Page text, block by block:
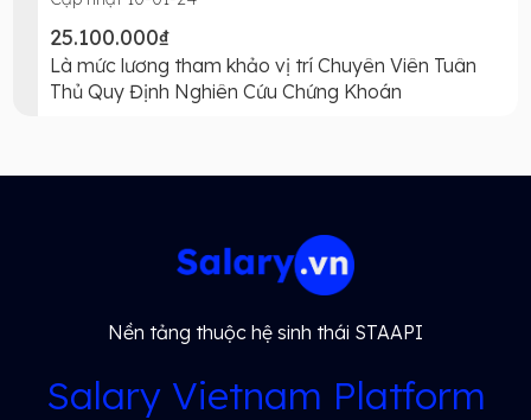
25.100.000₫
Là mức lương tham khảo vị trí Chuyên Viên Tuân
Thủ Quy Định Nghiên Cứu Chứng Khoán
Nền tảng thuộc hệ sinh thái STAAPI
Salary Vietnam Platform